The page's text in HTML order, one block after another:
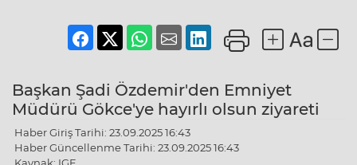
Başkan Şadi Özdemir'den Emniyet
Müdürü Gökce'ye hayırlı olsun ziyareti
Haber Giriş Tarihi: 23.09.2025 16:43
Haber Güncellenme Tarihi: 23.09.2025 16:43